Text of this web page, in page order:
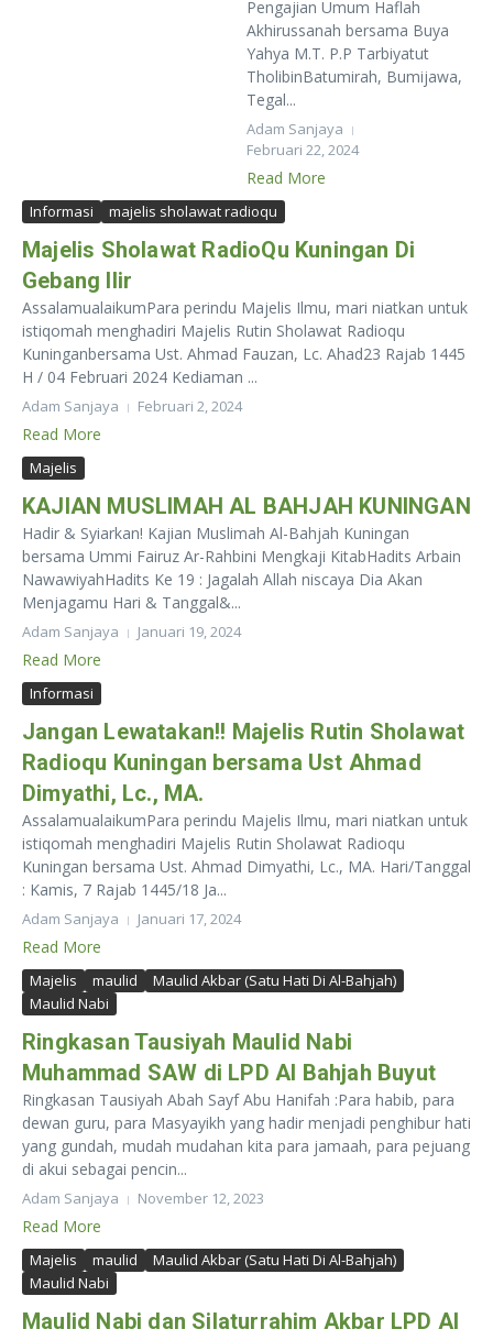
Pengajian Umum Haflah
Akhirussanah bersama Buya
Yahya M.T. P.P Tarbiyatut
TholibinBatumirah, Bumijawa,
Tegal...
Adam Sanjaya
Februari 22, 2024
Read More
Informasi majelis sholawat radioqu
Majelis Sholawat RadioQu Kuningan Di
Gebang Ilir
AssalamualaikumPara perindu Majelis Ilmu, mari niatkan untuk
istiqomah menghadiri Majelis Rutin Sholawat Radioqu
Kuninganbersama Ust. Ahmad Fauzan, Lc. Ahad23 Rajab 1445
H / 04 Februari 2024 Kediaman ...
Adam Sanjaya Februari 2, 2024
Read More
Majelis
KAJIAN MUSLIMAH AL BAHJAH KUNINGAN
Hadir & Syiarkan! Kajian Muslimah Al-Bahjah Kuningan
bersama Ummi Fairuz Ar-Rahbini Mengkaji KitabHadits Arbain
NawawiyahHadits Ke 19 : Jagalah Allah niscaya Dia Akan
Menjagamu Hari & Tanggal&...
Adam Sanjaya Januari 19, 2024
Read More
Informasi
Jangan Lewatakan!! Majelis Rutin Sholawat
Radioqu Kuningan bersama Ust Ahmad
Dimyathi, Lc., MA.
AssalamualaikumPara perindu Majelis Ilmu, mari niatkan untuk
istiqomah menghadiri Majelis Rutin Sholawat Radioqu
Kuningan bersama Ust. Ahmad Dimyathi, Lc., MA. Hari/Tanggal
: Kamis, 7 Rajab 1445/18 Ja...
Adam Sanjaya Januari 17, 2024
Read More
Majelis maulid
Maulid Akbar (Satu Hati Di Al-Bahjah)
Maulid Nabi
Ringkasan Tausiyah Maulid Nabi
Muhammad SAW di LPD Al Bahjah Buyut
Ringkasan Tausiyah Abah Sayf Abu Hanifah :Para habib, para
dewan guru, para Masyayikh yang hadir menjadi penghibur hati
yang gundah, mudah mudahan kita para jamaah, para pejuang
di akui sebagai pencin...
Adam Sanjaya November 12, 2023
Read More
Majelis maulid
Maulid Akbar (Satu Hati Di Al-Bahjah)
Maulid Nabi
Maulid Nabi dan Silaturrahim Akbar LPD Al